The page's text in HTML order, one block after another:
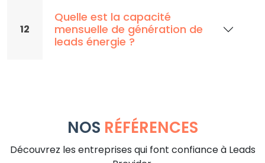
12
Quelle est la capacité
mensuelle de génération de
leads énergie ?
NOS RÉFÉRENCES
Découvrez les entreprises qui font confiance à Leads